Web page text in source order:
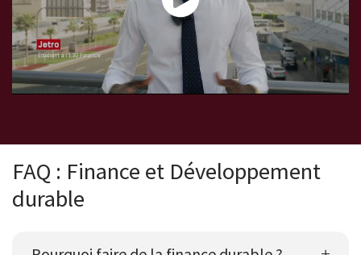
FAQ : Finance et Développement
durable